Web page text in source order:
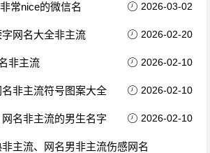
常nice的微信名 2026-03-02
网名大全非主流 2026-02-20
非主流 2026-02-10
非主流符号图案大全 2026-02-10
名非主流的男生名字 2026-02-10
主流、网名男非主流伤感网名